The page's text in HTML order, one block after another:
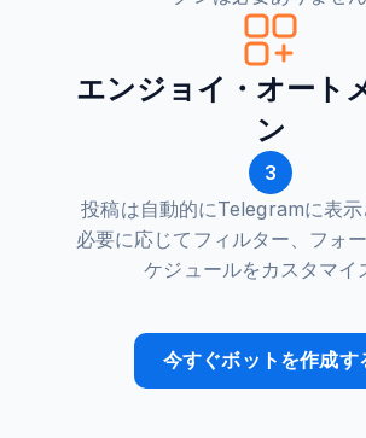
エンジョイ・オート
ン
3
投稿は自動的にTelegramに表示
必要に応じてフィルター、フォ
ケジュールをカスタマイ
今すぐボットを作成す